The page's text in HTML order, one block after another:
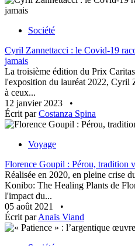
Société
Cyril Zannettacci : le Covid-19
jamais
La troisième édition du Prix
l'exposition du lauréat 2022, Cyril
à ceux...
12 janvier 2023
•
Écrit parCostanza Spina
Voyage
Florence Goupil : Pérou, tradition
Réalisée en 2020, en pleine crise
Konibo: The Healing Plants de
l'impact du...
05 août 2021
•
Écrit parAnaïs Viand